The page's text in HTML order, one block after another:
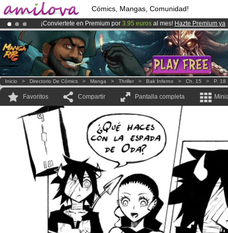
Cómics, Mangas, Comunidad!
¡Conviertete en Premium por 3.95 euros al mes! Hazte Premium ya
¡El Kickstarter Amilova está desormado lanzado!.
¡Ya tenemos 100000miembrosy 1000 Cómics y Mangas!.
Inicio > Directorio De Cómics > Manga > Thriller > Bak Inferno > Ch. 15 > P. 18
Favoritos Compartir Pantalla completa